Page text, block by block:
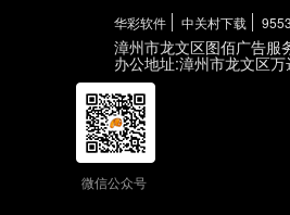
华彩软件
中关村下载
漳州市龙文区图佰广告服
办公地址:漳州市龙文区
微信公众号